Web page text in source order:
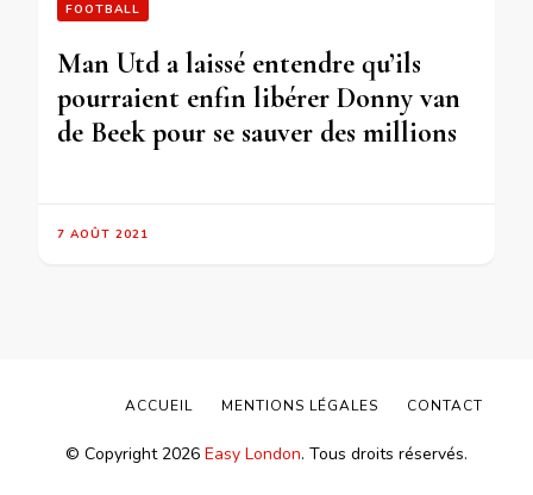
FOOTBALL
Man Utd a laissé entendre qu’ils
pourraient enfin libérer Donny van
de Beek pour se sauver des millions
7 AOÛT 2021
© Copyright 2026 Easy London. Tous droits réservés.
ACCUEIL MENTIONS LÉGALES CONTACT